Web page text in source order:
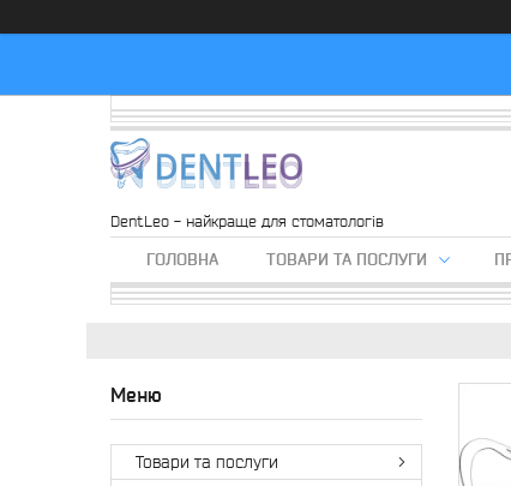
DentLeo - найкраще для стоматологів
ГОЛОВНА ТОВАРИ ТА ПОСЛУГИ
Товари та послуги